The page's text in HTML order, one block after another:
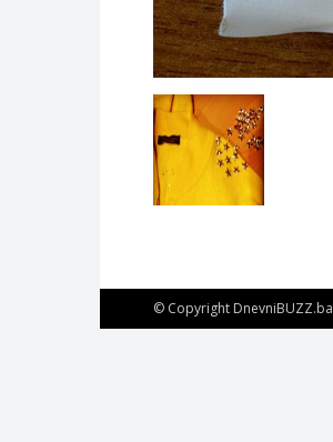
© Copyright DnevniBUZZ.ba